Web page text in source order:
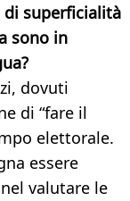
di superficialità
sono in
dovuti
di “fare il
elettorale.
essere
valutare le